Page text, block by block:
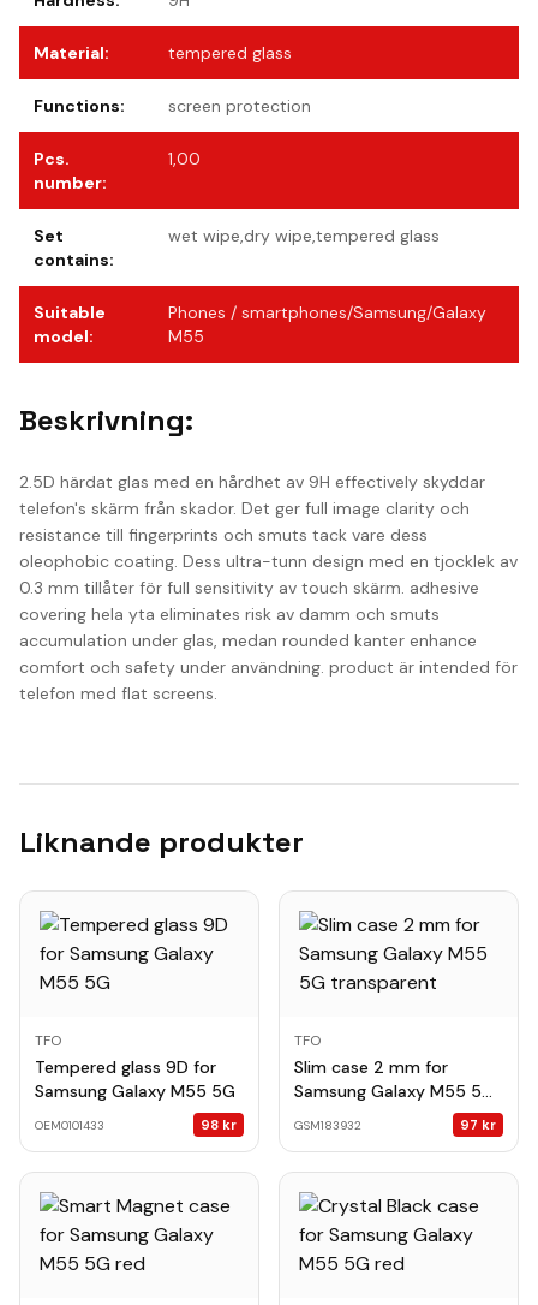
Material: tempered glass
Functions: screen protection
Pcs.
number:
1,00
Set
contains:
wet wipe,dry wipe,tempered glass
Suitable
model:
Phones / smartphones/Samsung/Galaxy
M55
Beskrivning:
2.5D härdat glas med en hårdhet av 9H effectively skyddar
telefon's skärm från skador. Det ger full image clarity och
resistance till fingerprints och smuts tack vare dess
oleophobic coating. Dess ultra-tunn design med en tjocklek av
0.3 mm tillåter för full sensitivity av touch skärm. adhesive
covering hela yta eliminates risk av damm och smuts
accumulation under glas, medan rounded kanter enhance
comfort och safety under användning. product är intended för
telefon med flat screens.
Liknande produkter
TFO
Tempered glass 9D for
Samsung Galaxy M55 5G
OEM0101433 98 kr
TFO
Slim case 2 mm for
Samsung Galaxy M55 5G
GSM183932 97 kr